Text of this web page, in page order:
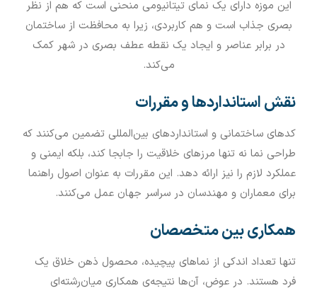
این موزه دارای یک نمای تیتانیومی منحنی است که هم از نظر
بصری جذاب است و هم کاربردی، زیرا به محافظت از ساختمان
در برابر عناصر و ایجاد یک نقطه عطف بصری در شهر کمک
می‌کند.
نقش استانداردها و مقررات
کدهای ساختمانی و استانداردهای بین‌المللی تضمین می‌کنند که
طراحی نما نه تنها مرزهای خلاقیت را جابجا کند، بلکه ایمنی و
عملکرد لازم را نیز ارائه دهد. این مقررات به عنوان اصول راهنما
برای معماران و مهندسان در سراسر جهان عمل می‌کنند.
همکاری بین متخصصان
تنها تعداد اندکی از نماهای پیچیده، محصول ذهن خلاق یک
فرد هستند. در عوض، آن‌ها نتیجه‌ی همکاری میان‌رشته‌ای